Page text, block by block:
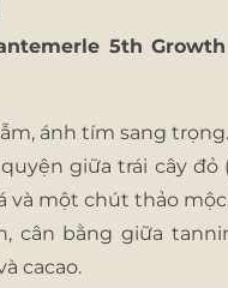
5th
ánh tím sang trọng.
quyện giữa trái cây
và một chút thảo
cân bằng giữa
cacao.